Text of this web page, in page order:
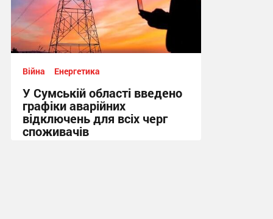
Війна Енергетика
У Сумській області введено
графіки аварійних
відключень для всіх черг
споживачів